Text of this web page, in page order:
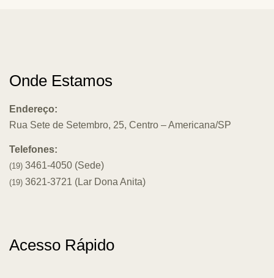
Onde Estamos
Endereço:
Rua Sete de Setembro, 25, Centro – Americana/SP
Telefones:
(19) 3461-4050 (Sede)
(19) 3621-3721 (Lar Dona Anita)
Acesso Rápido